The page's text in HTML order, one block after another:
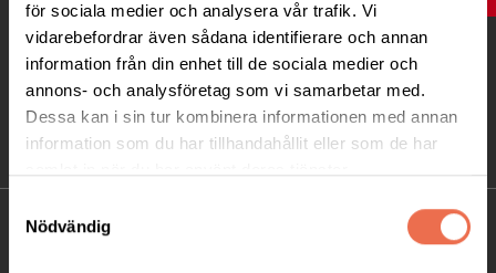
för sociala medier och analysera vår trafik. Vi
vidarebefordrar även sådana identifierare och annan
information från din enhet till de sociala medier och
annons- och analysföretag som vi samarbetar med.
Dessa kan i sin tur kombinera informationen med annan
information som du har tillhandahållit eller som de har
Nödvändig
KONTAKT